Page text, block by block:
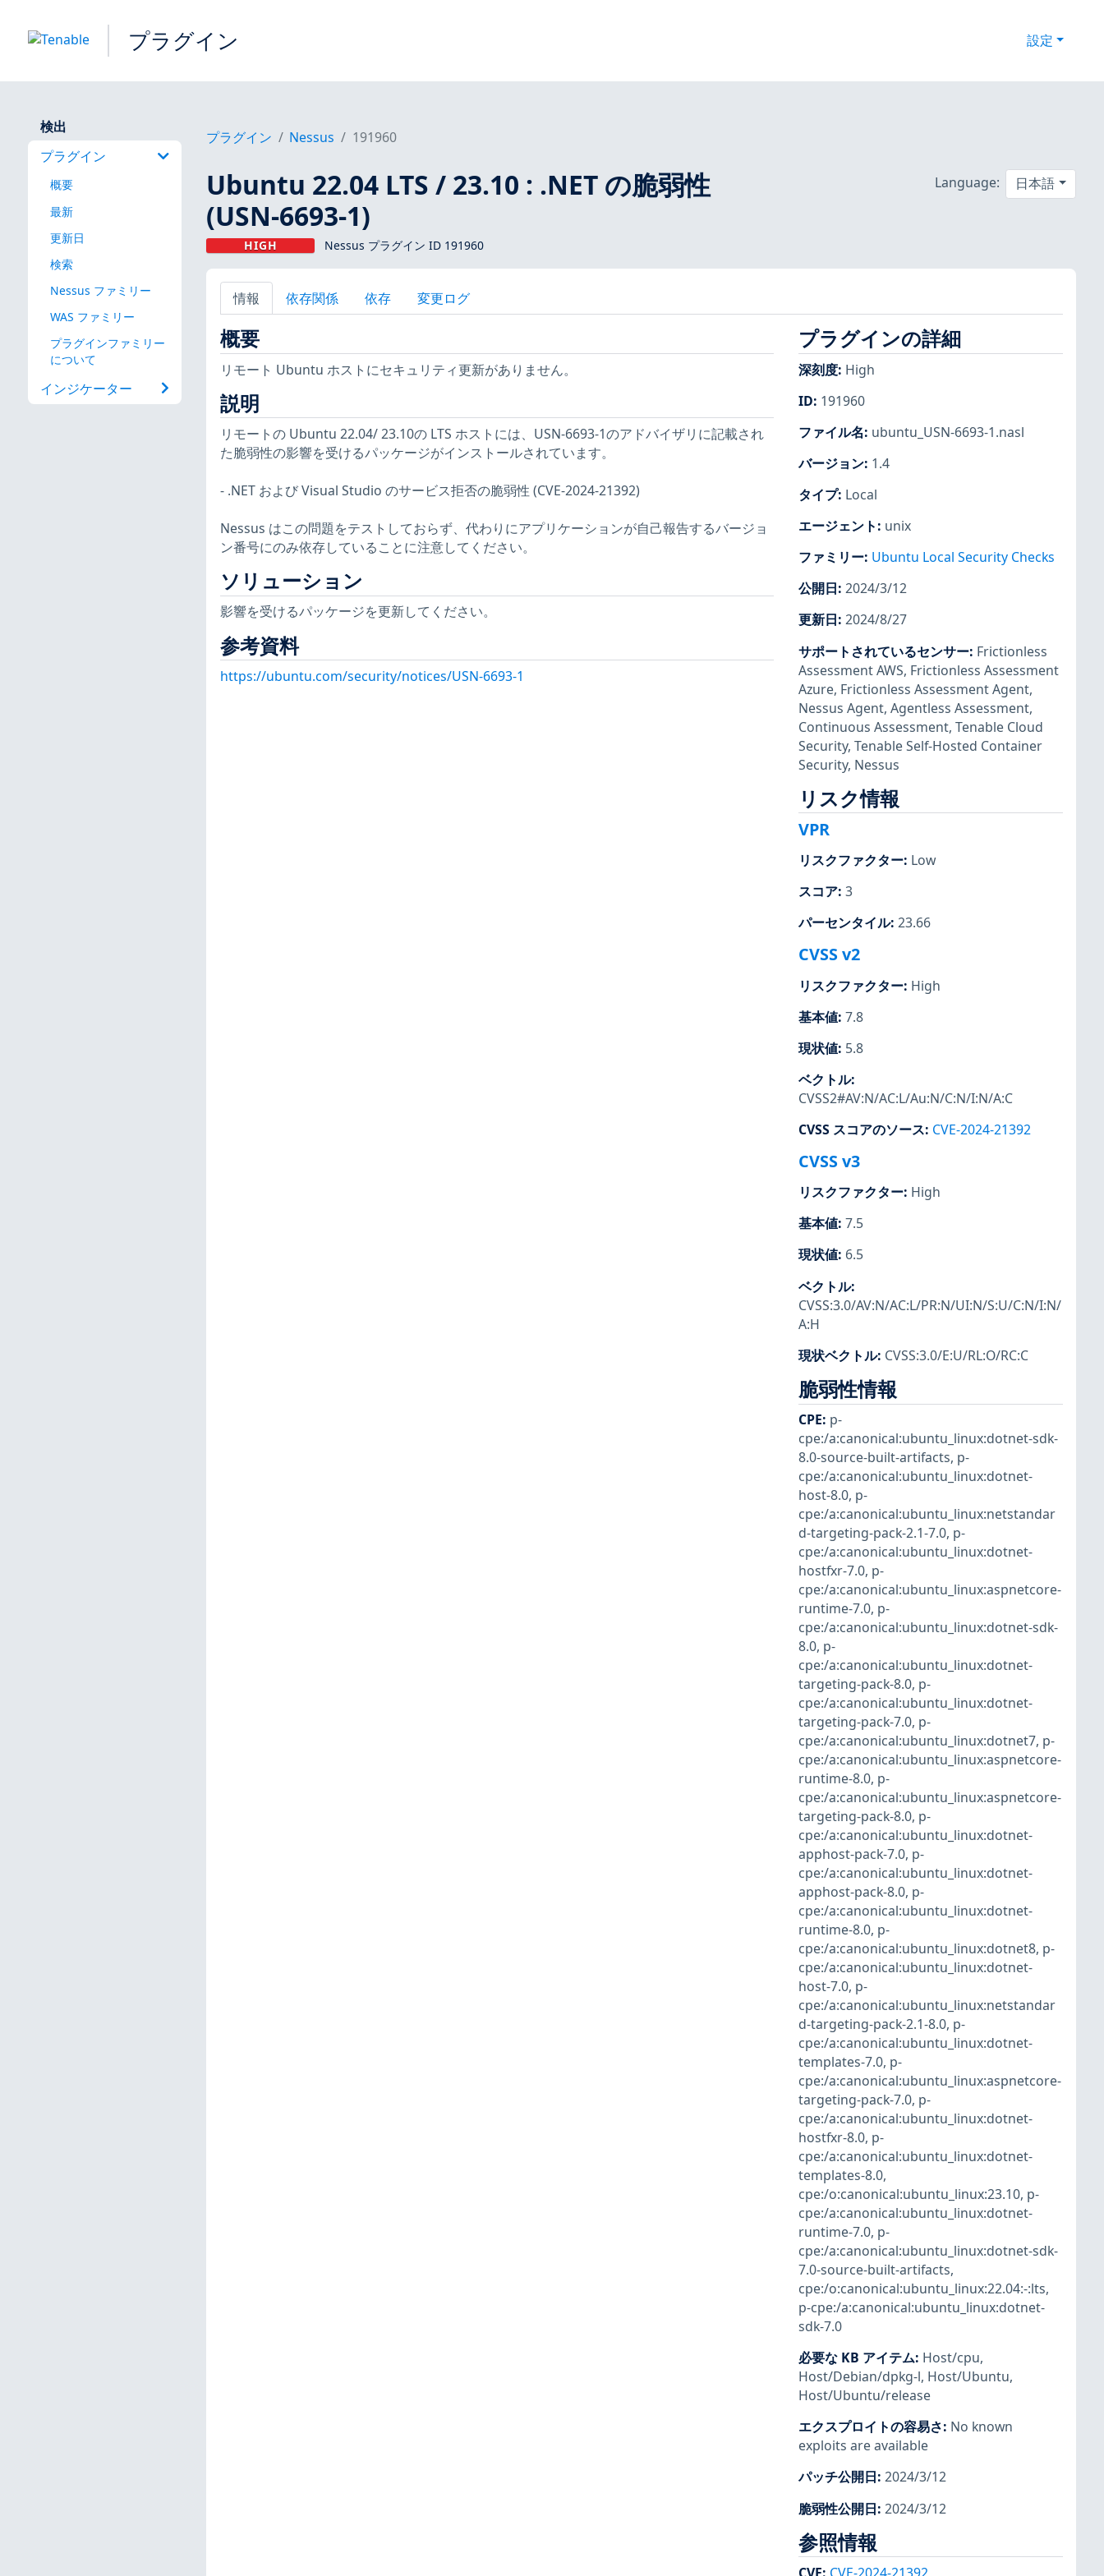
プラグイン 設定
検出
プラグイン
概要
最新
更新日
検索
Nessus ファミリー
WAS ファミリー
プラグインファミリー
について
インジケーター
プラグイン Nessus 191960
Ubuntu 22.04 LTS / 23.10 : .NET の脆弱性
(USN-6693-1)
HIGH Nessus プラグイン ID 191960
Language: 日本語
情報 依存関係 依存 変更ログ
概要
リモート Ubuntu ホストにセキュリティ更新がありません。
説明
リモートの Ubuntu 22.04/ 23.10の LTS ホストには、USN-6693-1のアドバイザリに記載され
た脆弱性の影響を受けるパッケージがインストールされています。
- .NET および Visual Studio のサービス拒否の脆弱性 (CVE-2024-21392)
Nessus はこの問題をテストしておらず、代わりにアプリケーションが自己報告するバージョ
ン番号にのみ依存していることに注意してください。
ソリューション
影響を受けるパッケージを更新してください。
参考資料
https://ubuntu.com/security/notices/USN-6693-1
プラグインの詳細
深刻度: High
ID: 191960
ファイル名: ubuntu_USN-6693-1.nasl
バージョン: 1.4
タイプ: Local
エージェント: unix
ファミリー: Ubuntu Local Security Checks
公開日: 2024/3/12
更新日: 2024/8/27
サポートされているセンサー: Frictionless
Assessment AWS, Frictionless Assessment
Azure, Frictionless Assessment Agent,
Nessus Agent, Agentless Assessment,
Continuous Assessment, Tenable Cloud
Security, Tenable Self-Hosted Container
Security, Nessus
リスク情報
VPR
リスクファクター: Low
スコア: 3
パーセンタイル: 23.66
CVSS v2
リスクファクター: High
基本値: 7.8
現状値: 5.8
ベクトル:
CVSS2#AV:N/AC:L/Au:N/C:N/I:N/A:C
CVSS スコアのソース: CVE-2024-21392
CVSS v3
リスクファクター: High
基本値: 7.5
現状値: 6.5
ベクトル:
CVSS:3.0/AV:N/AC:L/PR:N/UI:N/S:U/C:N/I:N/
A:H
現状ベクトル: CVSS:3.0/E:U/RL:O/RC:C
脆弱性情報
CPE: p-
cpe:/a:canonical:ubuntu_linux:dotnet-sdk-
8.0-source-built-artifacts, p-
cpe:/a:canonical:ubuntu_linux:dotnet-
host-8.0, p-
cpe:/a:canonical:ubuntu_linux:netstandar
d-targeting-pack-2.1-7.0, p-
cpe:/a:canonical:ubuntu_linux:dotnet-
hostfxr-7.0, p-
cpe:/a:canonical:ubuntu_linux:aspnetcore-
runtime-7.0, p-
cpe:/a:canonical:ubuntu_linux:dotnet-sdk-
8.0, p-
cpe:/a:canonical:ubuntu_linux:dotnet-
targeting-pack-8.0, p-
cpe:/a:canonical:ubuntu_linux:dotnet-
targeting-pack-7.0, p-
cpe:/a:canonical:ubuntu_linux:dotnet7, p-
cpe:/a:canonical:ubuntu_linux:aspnetcore-
runtime-8.0, p-
cpe:/a:canonical:ubuntu_linux:aspnetcore-
targeting-pack-8.0, p-
cpe:/a:canonical:ubuntu_linux:dotnet-
apphost-pack-7.0, p-
cpe:/a:canonical:ubuntu_linux:dotnet-
apphost-pack-8.0, p-
cpe:/a:canonical:ubuntu_linux:dotnet-
runtime-8.0, p-
cpe:/a:canonical:ubuntu_linux:dotnet8, p-
cpe:/a:canonical:ubuntu_linux:dotnet-
host-7.0, p-
cpe:/a:canonical:ubuntu_linux:netstandar
d-targeting-pack-2.1-8.0, p-
cpe:/a:canonical:ubuntu_linux:dotnet-
templates-7.0, p-
cpe:/a:canonical:ubuntu_linux:aspnetcore-
targeting-pack-7.0, p-
cpe:/a:canonical:ubuntu_linux:dotnet-
hostfxr-8.0, p-
cpe:/a:canonical:ubuntu_linux:dotnet-
templates-8.0,
cpe:/o:canonical:ubuntu_linux:23.10, p-
cpe:/a:canonical:ubuntu_linux:dotnet-
runtime-7.0, p-
cpe:/a:canonical:ubuntu_linux:dotnet-sdk-
7.0-source-built-artifacts,
cpe:/o:canonical:ubuntu_linux:22.04:-:lts,
p-cpe:/a:canonical:ubuntu_linux:dotnet-
sdk-7.0
必要な KB アイテム: Host/cpu,
Host/Debian/dpkg-l, Host/Ubuntu,
Host/Ubuntu/release
エクスプロイトの容易さ: No known
exploits are available
パッチ公開日: 2024/3/12
脆弱性公開日: 2024/3/12
参照情報